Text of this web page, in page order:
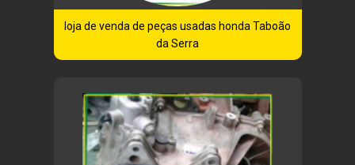
loja de venda de peças usadas honda Taboão
da Serra